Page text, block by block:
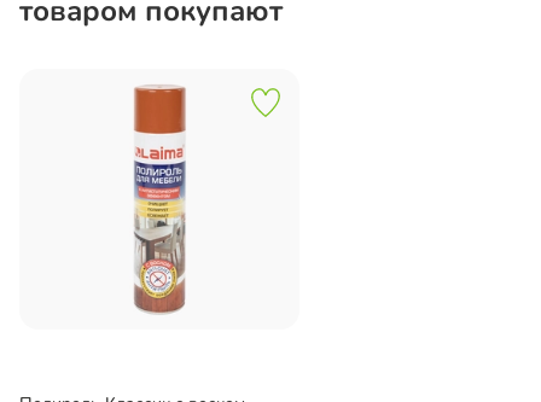
товаром покупают